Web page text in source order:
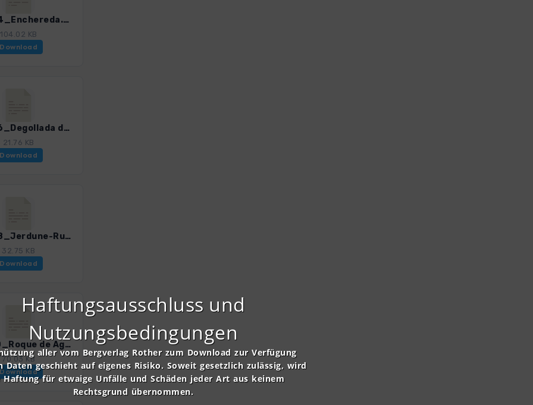
Gom_04_Enchereda.gpx
104.02 KB
Download
Gom_06_Degollada de Peraza - San Sebastián.gpx
21.76 KB
Download
Gom_08_Jerdune-Runde.gpx
32.75 KB
Download
Gom_10_Roque de Agando - Santiago.gpx
70.03 KB
Download
Haftungsausschluss und
Nutzungsbedingungen
aller vom Bergverlag Rother zum Download zur Verfügung
Daten geschieht auf eigenes Risiko. Soweit gesetzlich zulässig, wird
Haftung für etwaige Unfälle und Schäden jeder Art aus keinem
Rechtsgrund übernommen.